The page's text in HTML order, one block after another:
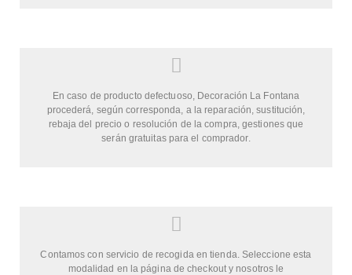
En caso de producto defectuoso, Decoración La Fontana
procederá, según corresponda, a la reparación, sustitución,
rebaja del precio o resolución de la compra, gestiones que
serán gratuitas para el comprador.
Contamos con servicio de recogida en tienda. Seleccione esta
modalidad en la página de checkout y nosotros le